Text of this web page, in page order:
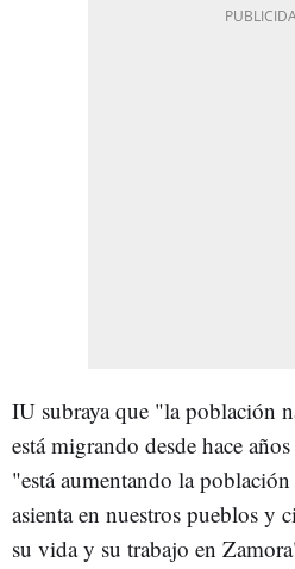
IU subraya que "la población
está migrando desde hace
"está aumentando la
asienta en nuestros pueblos y
su vida y su trabajo en